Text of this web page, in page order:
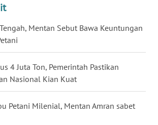
Mentan Sebut Bawa Keuntungan
4 Juta Ton, Pemerintah Pastikan
Nasional Kian Kuat
Petani Milenial, Mentan Amran sabet